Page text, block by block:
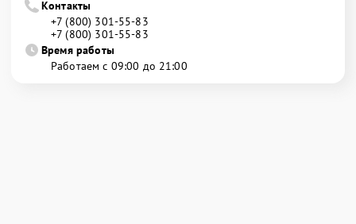
Контакты
+7 (800) 301-55-83
+7 (800) 301-55-83
Время работы
Работаем с 09:00 до 21:00